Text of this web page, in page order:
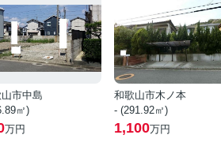
市中島
㎡)
万円
和歌山市木ノ本
- (291.92㎡)
1,100万円